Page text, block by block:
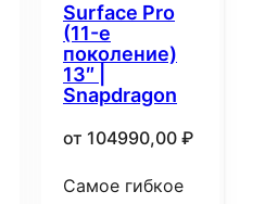
Surface Pro
(11-е
поколение)
13″ |
Snapdragon
от 104990,00 ₽
Самое гибкое